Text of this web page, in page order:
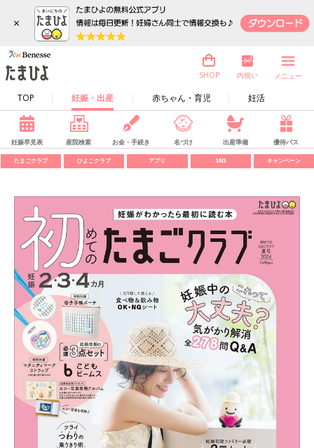
×
TOP 妊娠・出産 赤ちゃん・育児 妊活
SHOP 内祝い メニュー
妊娠早見表 産院検索 お金・手続き 名づけ 出産準備 優待パス
たまごクラブ ひよこクラブ アプリ SNS キャンペーン